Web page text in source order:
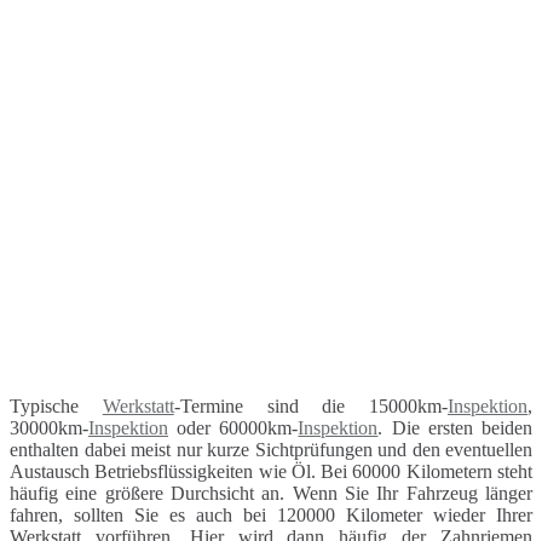
Typische Werkstatt-Termine sind die 15000km-Inspektion,
30000km-Inspektion oder 60000km-Inspektion. Die ersten beiden
enthalten dabei meist nur kurze Sichtprüfungen und den eventuellen
Austausch Betriebsflüssigkeiten wie Öl. Bei 60000 Kilometern steht
häufig eine größere Durchsicht an. Wenn Sie Ihr Fahrzeug länger
fahren, sollten Sie es auch bei 120000 Kilometer wieder Ihrer
Werkstatt vorführen. Hier wird dann häufig der Zahnriemen